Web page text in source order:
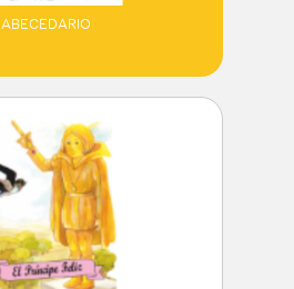
ABECEDARIO